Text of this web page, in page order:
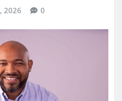
2026 0